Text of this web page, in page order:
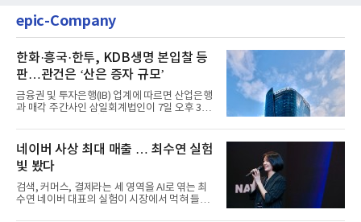
epic-Company
한화·흥국·한투, KDB생명 본입찰 등
판…관건은 ‘산은 증자 규모’
금융권 및 투자은행(IB) 업계에 따르면 산업은행
과 매각 주간사인 삼일회계법인이 7일 오후 3시
네이버 사상 최대 매출 … 최수연 실험
빛 봤다
검색, 커머스, 결제라는 세 영역을 AI로 엮는 최
수연 네이버 대표의 실험이 시장에서 먹혀 들어